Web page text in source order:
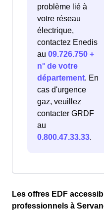
problème lié à
votre réseau
électrique,
contactez Enedis
au 09.726.750 +
n° de votre
département. En
cas d'urgence
gaz, veuillez
contacter GRDF
au
0.800.47.33.33.
Les offres EDF
professionnels à